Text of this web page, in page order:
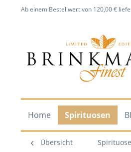
Ab einem Bestellwert von 120,00 €
Home Spirituosen
Übersicht